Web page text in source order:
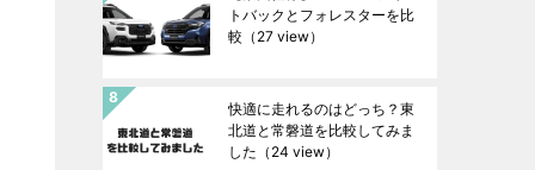
トバックとフォレスターを比
較 （27 view）
快適に走れるのはどっち？東
北道と常磐道を比較してみま
した （24 view）